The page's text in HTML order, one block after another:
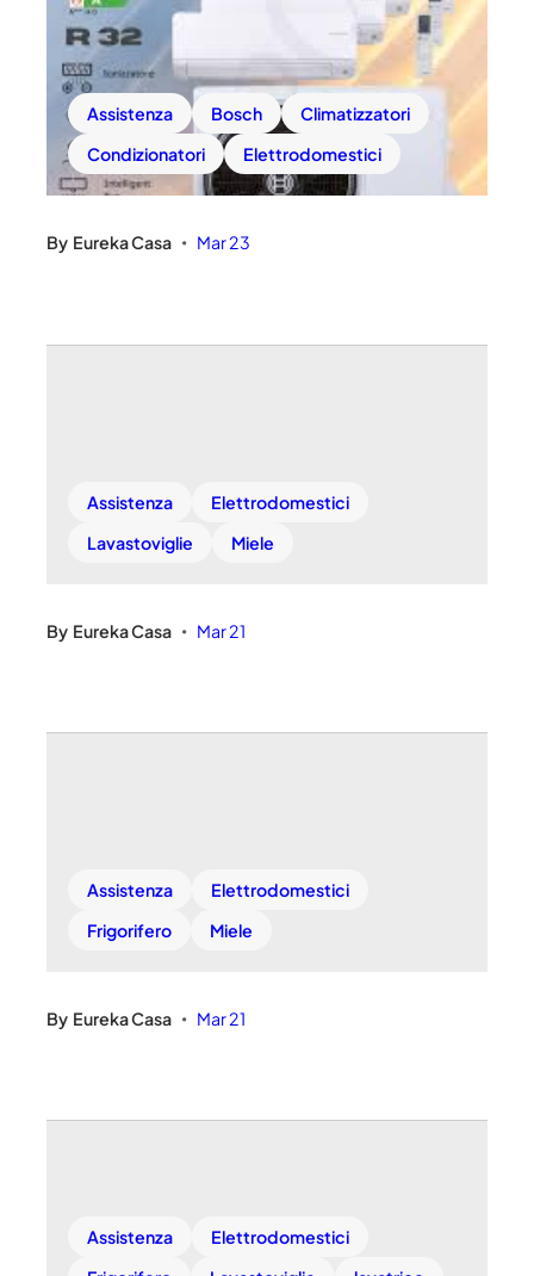
Assistenza Bosch
Climatizzatori
Condizionatori
Elettrodomestici
By Eureka Casa • Mar 23
Assistenza
Elettrodomestici
Lavastoviglie
Miele
By Eureka Casa • Mar 21
Assistenza
Elettrodomestici
Frigorifero
Miele
By Eureka Casa • Mar 21
Assistenza
Elettrodomestici